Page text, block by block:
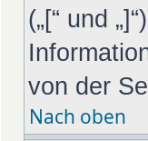
(„[“ und
von der
Nach oben